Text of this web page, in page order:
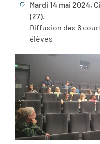
Mardi 14 mai 2024,
(27).
Diffusion des 6
élèves